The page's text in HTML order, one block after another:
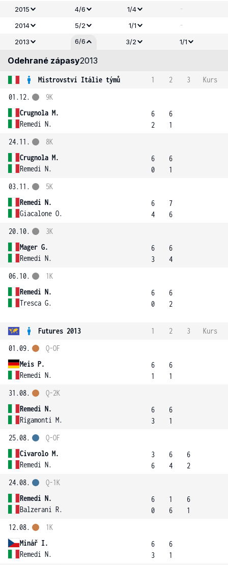
2015 4/6 1/4 -
2014
5/2 1/1 -
2013 6/6 3/2 1/1
Odehrané zápasy2013
Mistrovství Itálie týmů 1 2 3
Kurs
01.12.
Crugnola M.
Remedi N.
9K
6
2
6
1
24.11.
Crugnola M.
Remedi N.
8K
6
0
6
1
03.11.
Remedi N.
Giacalone O.
5K
6
4
7
6
20.10.
Mager G.
Remedi N.
3K
6
3
6
4
06.10.
Remedi N.
Tresca G.
1K
6
0
6
2
Futures 2013 1 2 3
Kurs
01.09.
Meis P.
Remedi N.
Q-OF
6
1
6
1
31.08.
Remedi N.
Rigamonti M.
Q-2K
6
3
6
1
25.08.
Civarolo M.
Remedi N.
Q-OF
3
6
6
4
6
2
24.08.
Remedi N.
Balzerani R.
Q-1K
6
0
1
6
6
1
12.08.
Minář I.
Remedi N.
1K
6
3
6
1